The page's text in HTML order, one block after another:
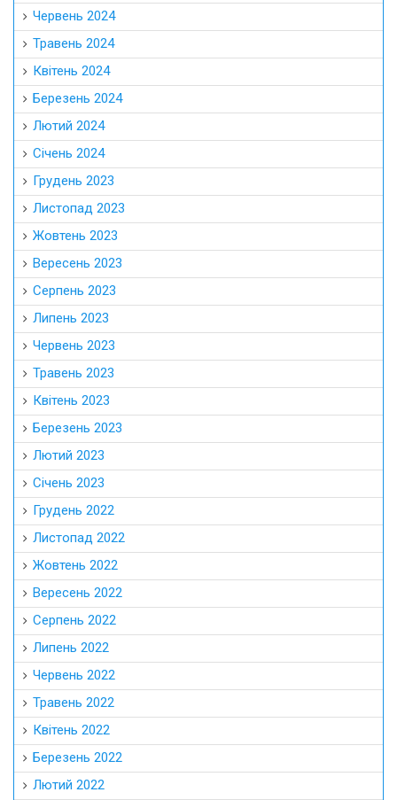
Червень 2024
Травень 2024
Квітень 2024
Березень 2024
Лютий 2024
Січень 2024
Грудень 2023
Листопад 2023
Жовтень 2023
Вересень 2023
Серпень 2023
Липень 2023
Червень 2023
Травень 2023
Квітень 2023
Березень 2023
Лютий 2023
Січень 2023
Грудень 2022
Листопад 2022
Жовтень 2022
Вересень 2022
Серпень 2022
Липень 2022
Червень 2022
Травень 2022
Квітень 2022
Березень 2022
Лютий 2022